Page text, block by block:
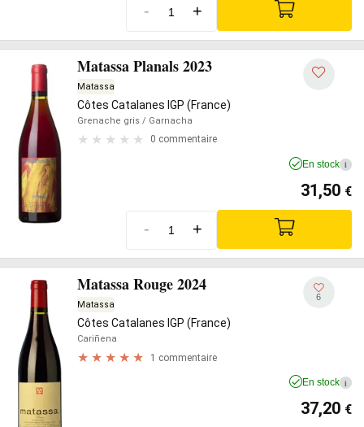
- +
Matassa Planals 2023
Matassa
Côtes Catalanes IGP (France)
Grenache gris / Garnacha
0 commentaire
En stock i
31,50 €
- +
Matassa Rouge 2024
Matassa
Côtes Catalanes IGP (France)
Cariñena
1 commentaire
6
En stock i
37,20 €